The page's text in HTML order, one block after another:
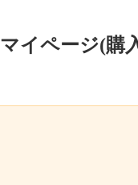
マイページ(購